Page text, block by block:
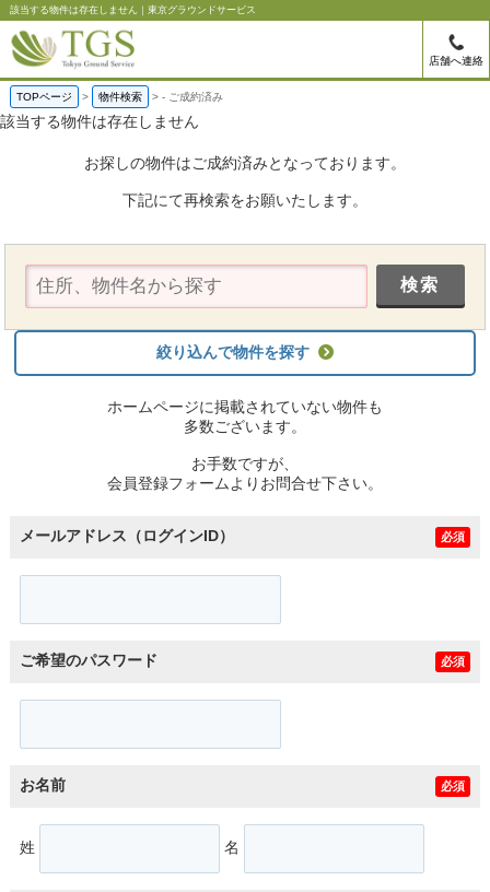
該当する物件は存在しません｜東京グラウンドサービス
店舗へ連絡
TOPページ 物件検索 - ご成約済み
該当する物件は存在しません
お探しの物件はご成約済みとなっております。
下記にて再検索をお願いたします。
絞り込んで物件を探す
ホームページに掲載されていない物件も
多数ございます。
お手数ですが、
会員登録フォームよりお問合せ下さい。
メールアドレス（ログインID） 必須
ご希望のパスワード 必須
お名前 必須
姓 名